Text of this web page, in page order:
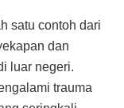
satu contoh dari
dan
luar negeri.
trauma